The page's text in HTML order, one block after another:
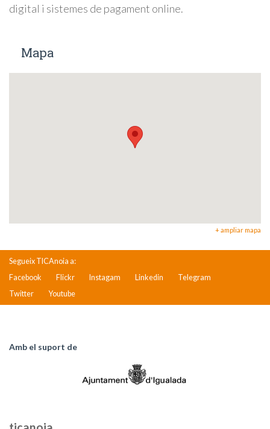
digital i sistemes de pagament online.
Mapa
+ ampliar mapa
Segueix TICAnoia a:
Facebook
Flickr Instagam Linkedin
Telegram
Twitter
Youtube
Amb el suport de